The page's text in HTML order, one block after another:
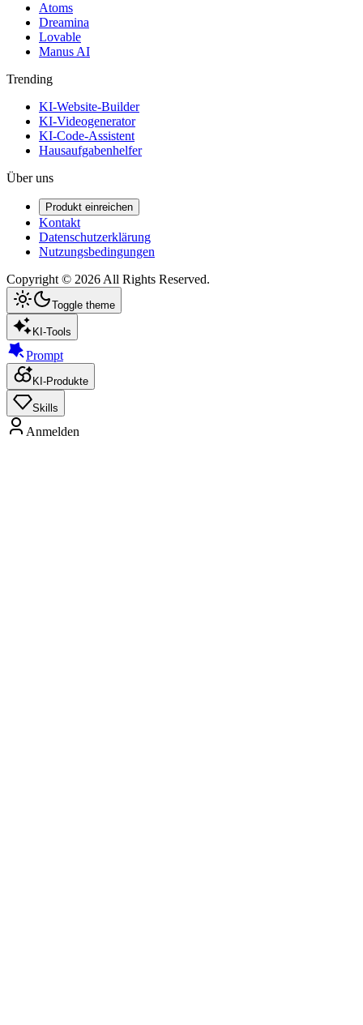
Atoms
Dreamina
Lovable
Manus AI
Trending
KI-Website-Builder
KI-Videogenerator
KI-Code-Assistent
Hausaufgabenhelfer
Über uns
Produkt einreichen
Kontakt
Datenschutzerklärung
Nutzungsbedingungen
Copyright © 2026 All Rights Reserved.
Toggle theme
KI-Tools
Prompt
KI-Produkte
Skills
Anmelden